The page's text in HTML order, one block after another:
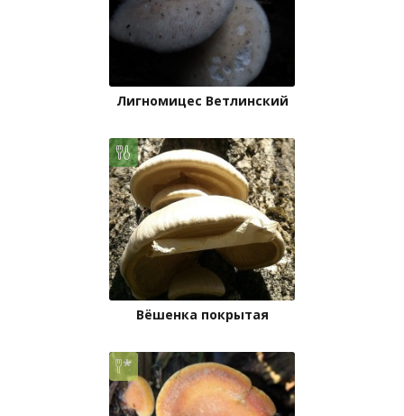
Лигномицес Ветлинский
Вёшенка покрытая